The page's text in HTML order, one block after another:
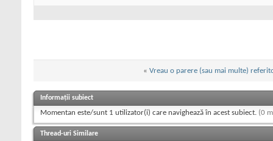
« Vreau o parere (sau mai multe)
Informații subiect
Momentan este/sunt 1 utilizator(i) care navighează în acest subiect. (0
Thread-uri Similare